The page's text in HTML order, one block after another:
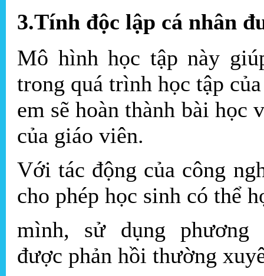
3.Tính độc lập cá nhân
Mô hình học tập này
trong quá trình học tập
em sẽ hoàn thành bài
của giáo viên.
Với tác động của công
cho phép học sinh có thể
mình, sử dụng
được phản hồi thường